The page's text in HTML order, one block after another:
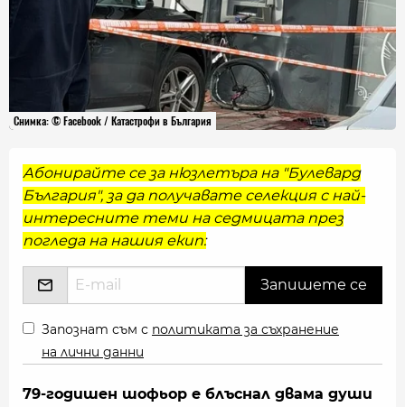
Снимка: © Facebook / Катастрофи в България
Абонирайте се за нюзлетъра на "Булевард
България", за да получавате селекция с най-
интересните теми на седмицата през
погледа на нашия екип:
Запознат съм с политиката за съхранение
на лични данни
79-годишен шофьор е блъснал двама души